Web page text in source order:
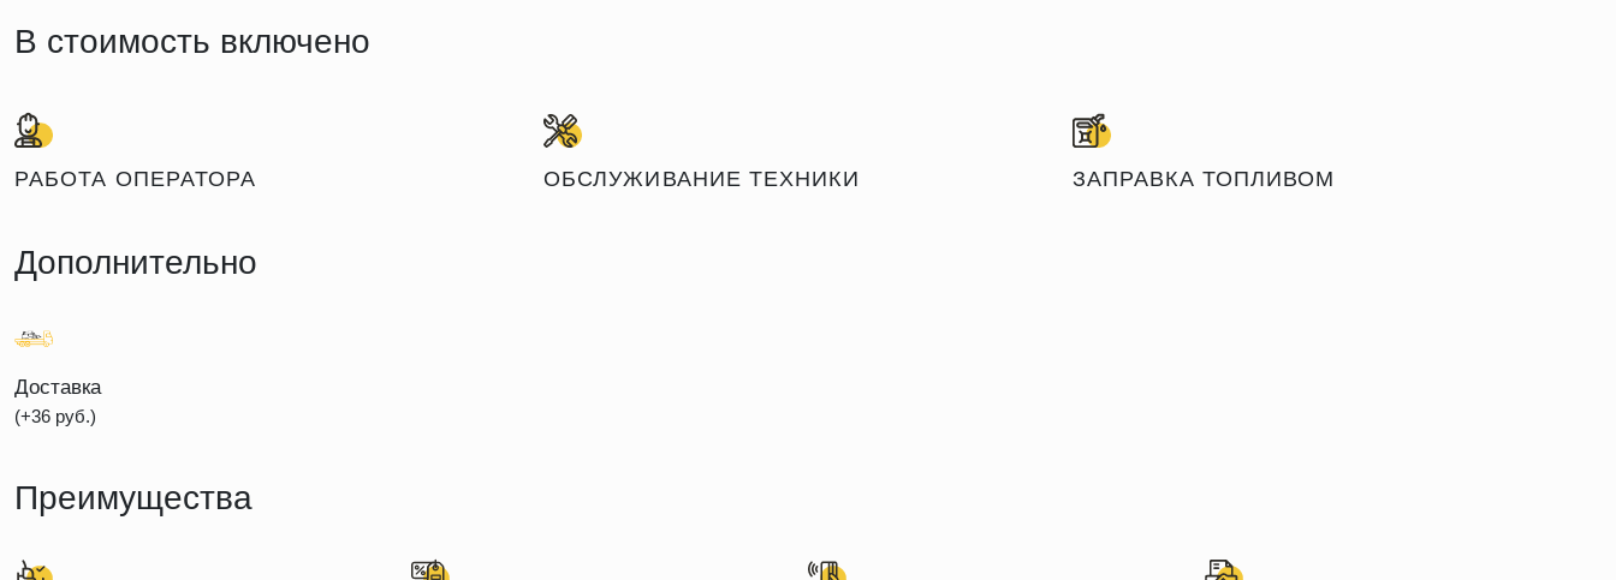
В стоимость включено
РАБОТА ОПЕРАТОРА ОБСЛУЖИВАНИЕ ТЕХНИКИ ЗАПРАВКА ТОПЛИВОМ
Дополнительно
Доставка
(+36 руб.)
Преимущества